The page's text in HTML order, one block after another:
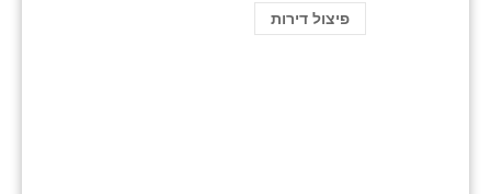
פיצול דירות